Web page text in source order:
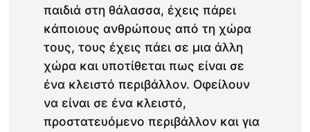
παιδιά στη θάλασσα, έχεις πάρει
κάποιους ανθρώπους από τη χώρα
τους, τους έχεις πάει σε μια άλλη
χώρα και υποτίθεται πως είναι σε
ένα κλειστό περιβάλλον. Οφείλουν
να είναι σε ένα κλειστό,
προστατευόμενο περιβάλλον και για